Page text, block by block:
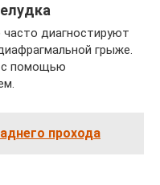
диагностируют
грыже.
с помощью
прохода